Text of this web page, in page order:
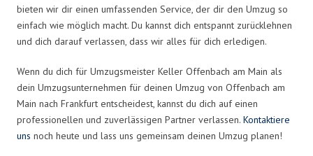
bieten wir dir einen umfassenden Service, der dir den Umzug so
einfach wie möglich macht. Du kannst dich entspannt zurücklehnen
und dich darauf verlassen, dass wir alles für dich erledigen.
Wenn du dich für Umzugsmeister Keller Offenbach am Main als
dein Umzugsunternehmen für deinen Umzug von Offenbach am
Main nach Frankfurt entscheidest, kannst du dich auf einen
professionellen und zuverlässigen Partner verlassen. Kontaktiere
uns noch heute und lass uns gemeinsam deinen Umzug planen!